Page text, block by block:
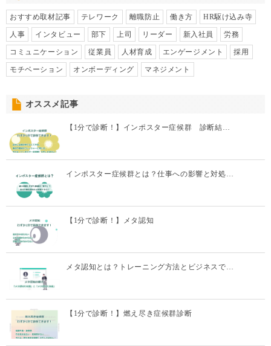
おすすめ取材記事 テレワーク 離職防止 働き方 HR駆け込み寺
人事 インタビュー 部下 上司 リーダー 新入社員 労務
コミュニケーション 従業員 人材育成 エンゲージメント 採用
モチベーション オンボーディング マネジメント
オススメ記事
【1分で診断！】インポスター症候群 診断結…
インポスター症候群とは？仕事への影響と対処…
【1分で診断！】メタ認知
メタ認知とは？トレーニング方法とビジネスで…
【1分で診断！】燃え尽き症候群診断